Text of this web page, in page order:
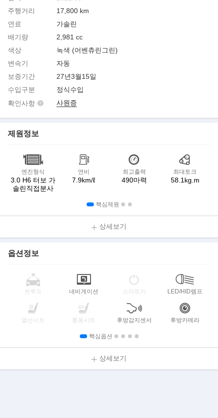
주행거리
17,800 km
연료
가솔린
배기량
2,981 cc
색상
녹색 (어벤츄린그린)
변속기
자동
보증기간
27년3월15일
수입구분
정식수입
확인사항
사원증
제원정보
엔진형식
3.0 H6 터보 가
솔린직접분사
연비
7.9km/ℓ
최고출력
490마력
최대토크
58.1kg.m
핵심제원
상세보기
옵션정보
썬루프 네비게이션 스마트키 LED/HID램프
열선시트 통풍시트 후방감지센서 후방카메라
핵심옵션
상세보기